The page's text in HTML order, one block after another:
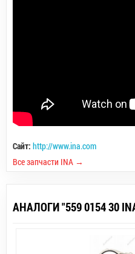
Сайт: http://www.ina.com
Все запчасти INA →
АНАЛОГИ "559 0154 30